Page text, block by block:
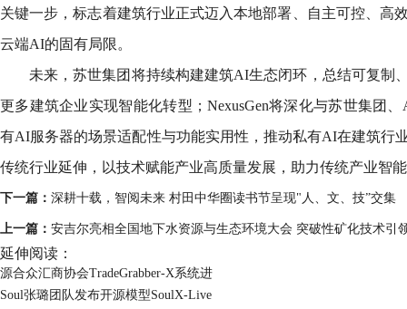
关键一步，标志着建筑行业正式迈入本地部署、自主可控、高
云端AI的固有局限。
未来，苏世集团将持续构建建筑AI生态闭环，总结可复制
更多建筑企业实现智能化转型；NexusGen将深化与苏世集团
有AI服务器的场景适配性与功能实用性，推动私有AI在建筑行
传统行业延伸，以技术赋能产业高质量发展，助力传统产业智
下一篇： 深耕十载，智阅未来 村田中华圈读书节呈现"人、文、技”交集
上一篇： 安吉尔亮相全国地下水资源与生态环境大会 突破性矿化技术引
延伸阅读：
源合众汇商协会TradeGrabber-X系统进
Soul张璐团队发布开源模型SoulX-Live